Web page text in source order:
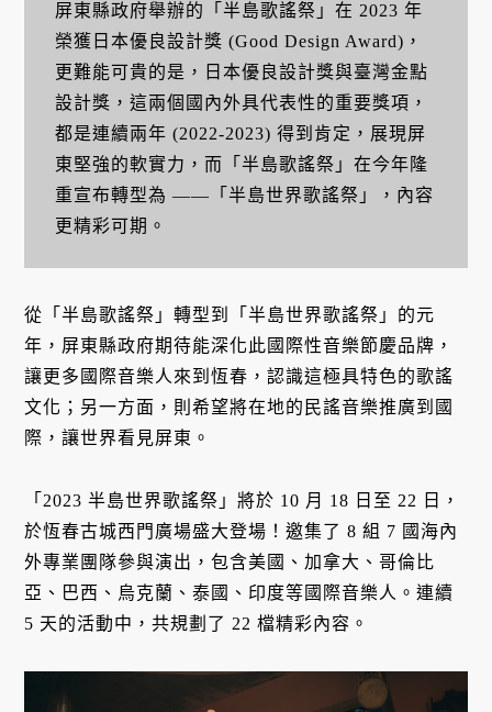
屏東縣政府舉辦的「半島歌謠祭」在 2023 年
榮獲日本優良設計獎 (Good Design Award)，
更難能可貴的是，日本優良設計獎與臺灣金點
設計獎，這兩個國內外具代表性的重要獎項，
都是連續兩年 (2022-2023) 得到肯定，展現屏
東堅強的軟實力，而「半島歌謠祭」在今年隆
重宣布轉型為 ——「半島世界歌謠祭」，內容
更精彩可期。
從「半島歌謠祭」轉型到「半島世界歌謠祭」的元
年，屏東縣政府期待能深化此國際性音樂節慶品牌，
讓更多國際音樂人來到恆春，認識這極具特色的歌謠
文化；另一方面，則希望將在地的民謠音樂推廣到國
際，讓世界看見屏東。
「2023 半島世界歌謠祭」將於 10 月 18 日至 22 日，
於恆春古城西門廣場盛大登場！邀集了 8 組 7 國海內
外專業團隊參與演出，包含美國、加拿大、哥倫比
亞、巴西、烏克蘭、泰國、印度等國際音樂人。連續
5 天的活動中，共規劃了 22 檔精彩內容。